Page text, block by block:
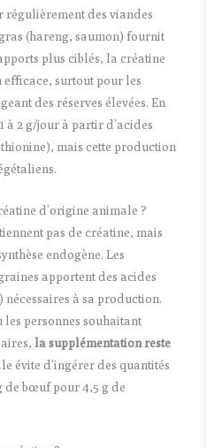
régulièrement des viandes
(hareng, saumon) fournit
plus ciblés, la créatine
efficace, surtout pour les
des réserves élevées. En
à 2 g/jour à partir d’acides
mais cette production
d’origine animale ?
pas de créatine, mais
endogène. Les
apportent des acides
à sa production.
personnes souhaitant
la supplémentation reste
évite d’ingérer des quantités
de bœuf pour 4,5 g de